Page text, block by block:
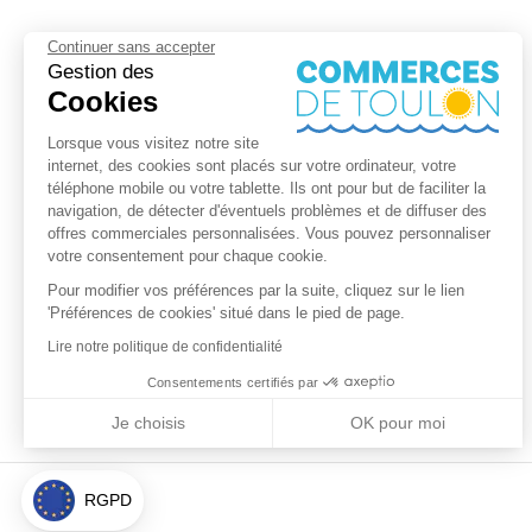
Continuer sans accepter
Gestion des
Cookies
Lorsque vous visitez notre site
internet, des cookies sont placés sur votre ordinateur, votre
téléphone mobile ou votre tablette. Ils ont pour but de faciliter la
navigation, de détecter d'éventuels problèmes et de diffuser des
offres commerciales personnalisées. Vous pouvez personnaliser
votre consentement pour chaque cookie.
Pour modifier vos préférences par la suite, cliquez sur le lien
'Préférences de cookies' situé dans le pied de page.
Lire notre politique de confidentialité
Consentements certifiés par
Je choisis
OK pour moi
Axeptio consent
Plateforme de Gestion du Consentement : Personnalisez vos
Notre plateforme vous permet d'adapter et de gérer vos
RGPD